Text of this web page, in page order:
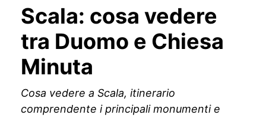
Scala: cosa vedere
tra Duomo e Chiesa
Minuta
Cosa vedere a Scala, itinerario
comprendente i principali monumenti e